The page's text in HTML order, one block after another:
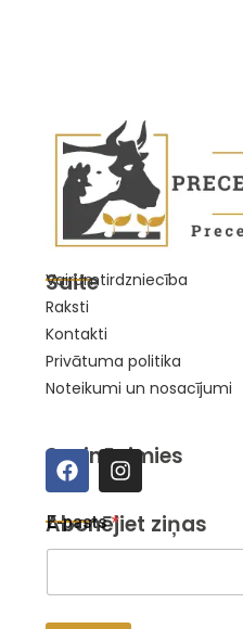
Saite
Vairumtirdzniecība
Raksti
Kontakti
Privātuma politika
Noteikumi un nosacījumi
Sazināsimies
Abonējiet ziņas
-
p
s
E-pasts*